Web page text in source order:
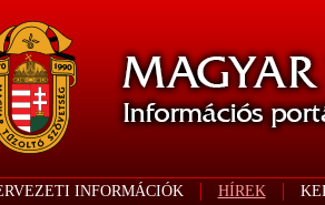
INFORMÁCIÓK HÍREK